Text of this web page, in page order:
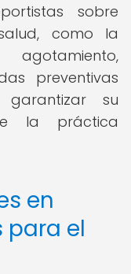
sobre
como la
preventivas
su
la práctica
en
para el